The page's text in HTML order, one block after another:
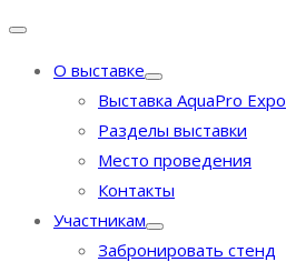
О выставке
Выставка AquaPro Expo
Разделы выставки
Место проведения
Контакты
Участникам
Забронировать стенд